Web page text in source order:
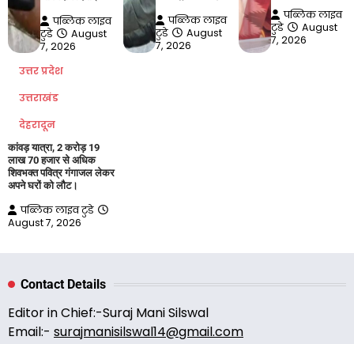
पब्लिक लाइव
टुडे
August
7, 2026
पब्लिक लाइव
टुडे
August
7, 2026
पब्लिक लाइव
टुडे
August
7, 2026
उत्तर प्रदेश
उत्तराखंड
देहरादून
कांवड़ यात्रा, 2 करोड़ 19
लाख 70 हजार से अधिक
शिवभक्त पवित्र गंगाजल लेकर
अपने घरों को लौट।
पब्लिक लाइव टुडे
August 7, 2026
Contact Details
Editor in Chief:-Suraj Mani Silswal
Email:- surajmanisilswal14@gmail.com